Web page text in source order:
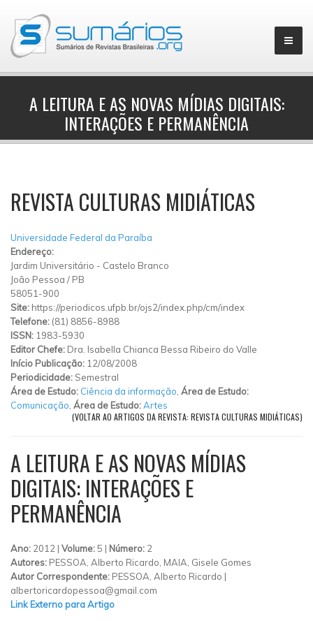
A LEITURA E AS NOVAS MÍDIAS DIGITAIS:
INTERAÇÕES E PERMANÊNCIA
REVISTA CULTURAS MIDIÁTICAS
Universidade Federal da Paraíba
Endereço:
Jardim Universitário - Castelo Branco
João Pessoa / PB
58051-900
Site: https://periodicos.ufpb.br/ojs2/index.php/cm/index
Telefone: (81) 8856-8988
ISSN: 1983-5930
Editor Chefe: Dra. Isabella Chianca Bessa Ribeiro do Valle
Início Publicação: 12/08/2008
Periodicidade: Semestral
Área de Estudo: Ciência da informação Área de Estudo:
Comunicação Área de Estudo:Artes
(VOLTAR AO ARTIGOS DA REVISTA: REVISTA CULTURAS MIDIÁTICAS)
A LEITURA E AS NOVAS MÍDIAS
DIGITAIS: INTERAÇÕES E
PERMANÊNCIA
Ano: 2012 | Volume:5 | Número: 2
Autores: PESSOA, Alberto Ricardo, MAIA, Gisele Gomes
Autor Correspondente: PESSOA, Alberto Ricardo |
albertoricardopessoa@gmail.com
Link Externo para Artigo